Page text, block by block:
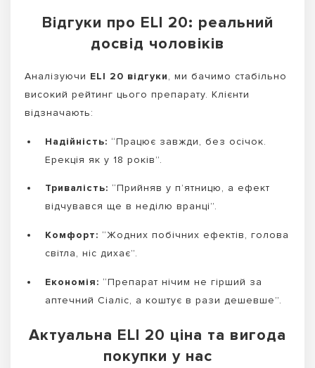
Відгуки про ELI 20: реальний
досвід чоловіків
Аналізуючи ELI 20 відгуки, ми бачимо стабільно
високий рейтинг цього препарату. Клієнти
відзначають:
Надійність: “Працює завжди, без осічок.
Ерекція як у 18 років”.
Тривалість: “Прийняв у п’ятницю, а ефект
відчувався ще в неділю вранці”.
Комфорт: “Жодних побічних ефектів, голова
світла, ніс дихає”.
Економія: “Препарат нічим не гірший за
аптечний Сіаліс, а коштує в рази дешевше”.
Актуальна ELI 20 ціна та вигода
покупки у нас